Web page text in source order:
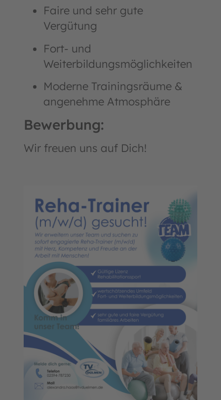
Faire und sehr gute
Vergütung
Fort- und
Weiterbildungsmöglichkeiten
Moderne Trainingsräume &
angenehme Atmosphäre
Bewerbung:
Wir freuen uns auf Dich!